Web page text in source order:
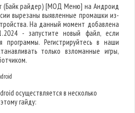
(Байк райдер) [МОД Меню] на Андроид
вырезаны выявленные промашки из-
На данный момент добавлена
- запустите новый файл, если
программы. Регистрируйтесь в наши
только взломанные игры,
осуществляется в несколько
гайду: